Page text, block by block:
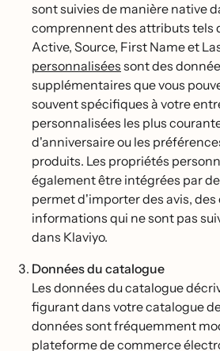
sont suivies de manière native
comprennent des attributs tels
Active, Source, First Name et
personnalisées sont des
supplémentaires que vous
souvent spécifiques à votre
personnalisées les plus
d'anniversaire ou les
produits. Les propriétés
également être intégrées par
permet d'importer des avis,
informations qui ne sont pas
dans Klaviyo.
Données du catalogue
Les données du catalogue
figurant dans votre catalogue
données sont fréquemment
plateforme de commerce